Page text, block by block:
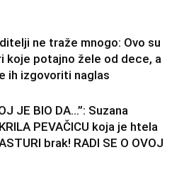
ne traže mnogo: Ovo su
koje potajno žele od dece, a
ih izgovoriti naglas
JE BIO DA…”: Suzana
PEVAČICU koja je htela
brak! RADI SE O OVOJ